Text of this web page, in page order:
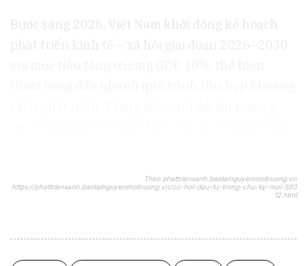
Bước sang 2026, Việt Nam khởi động kế hoạch
Theo phattrienxanh.baotainguyenmoitruong.vn
https://phattrienxanh.baotainguyenmoitruong.vn/co-hoi-dau-tu-trong-chu-ky-moi-563
12.html